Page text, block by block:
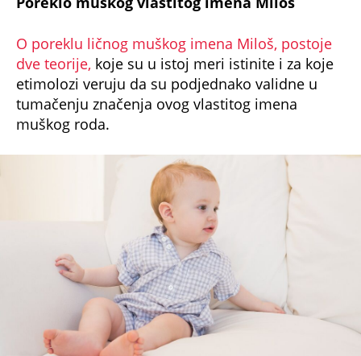
O poreklu ličnog muškog imena Miloš, postoje
dve teorije, koje su u istoj meri istinite i za koje
etimolozi veruju da su podjednako validne u
tumačenju značenja ovog vlastitog imena
muškog roda.